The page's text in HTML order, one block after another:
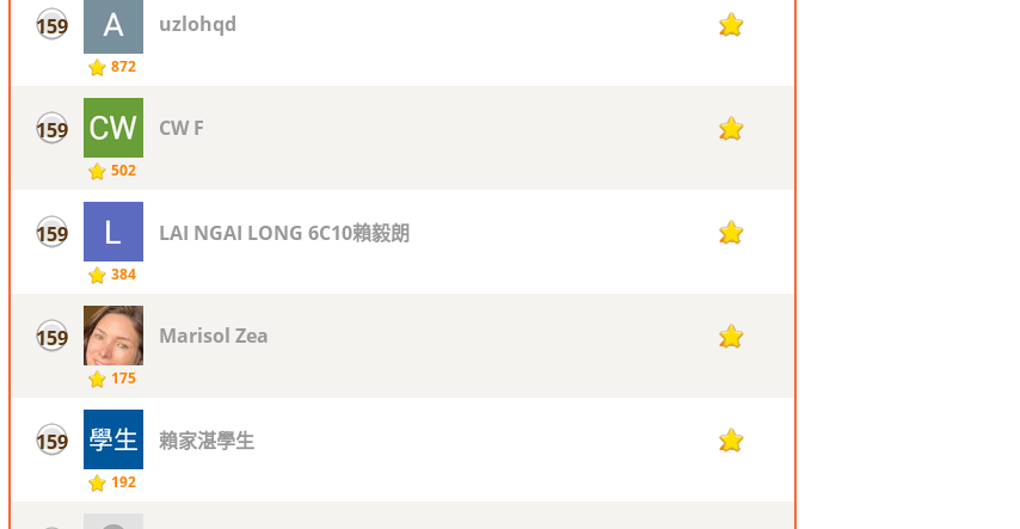
159
872
uzlohqd 22
159
502
CW F 22
159
384
LAI NGAI LONG 6C10賴毅朗 22
159
175
Marisol Zea 22
159
192
賴家湛學生 22